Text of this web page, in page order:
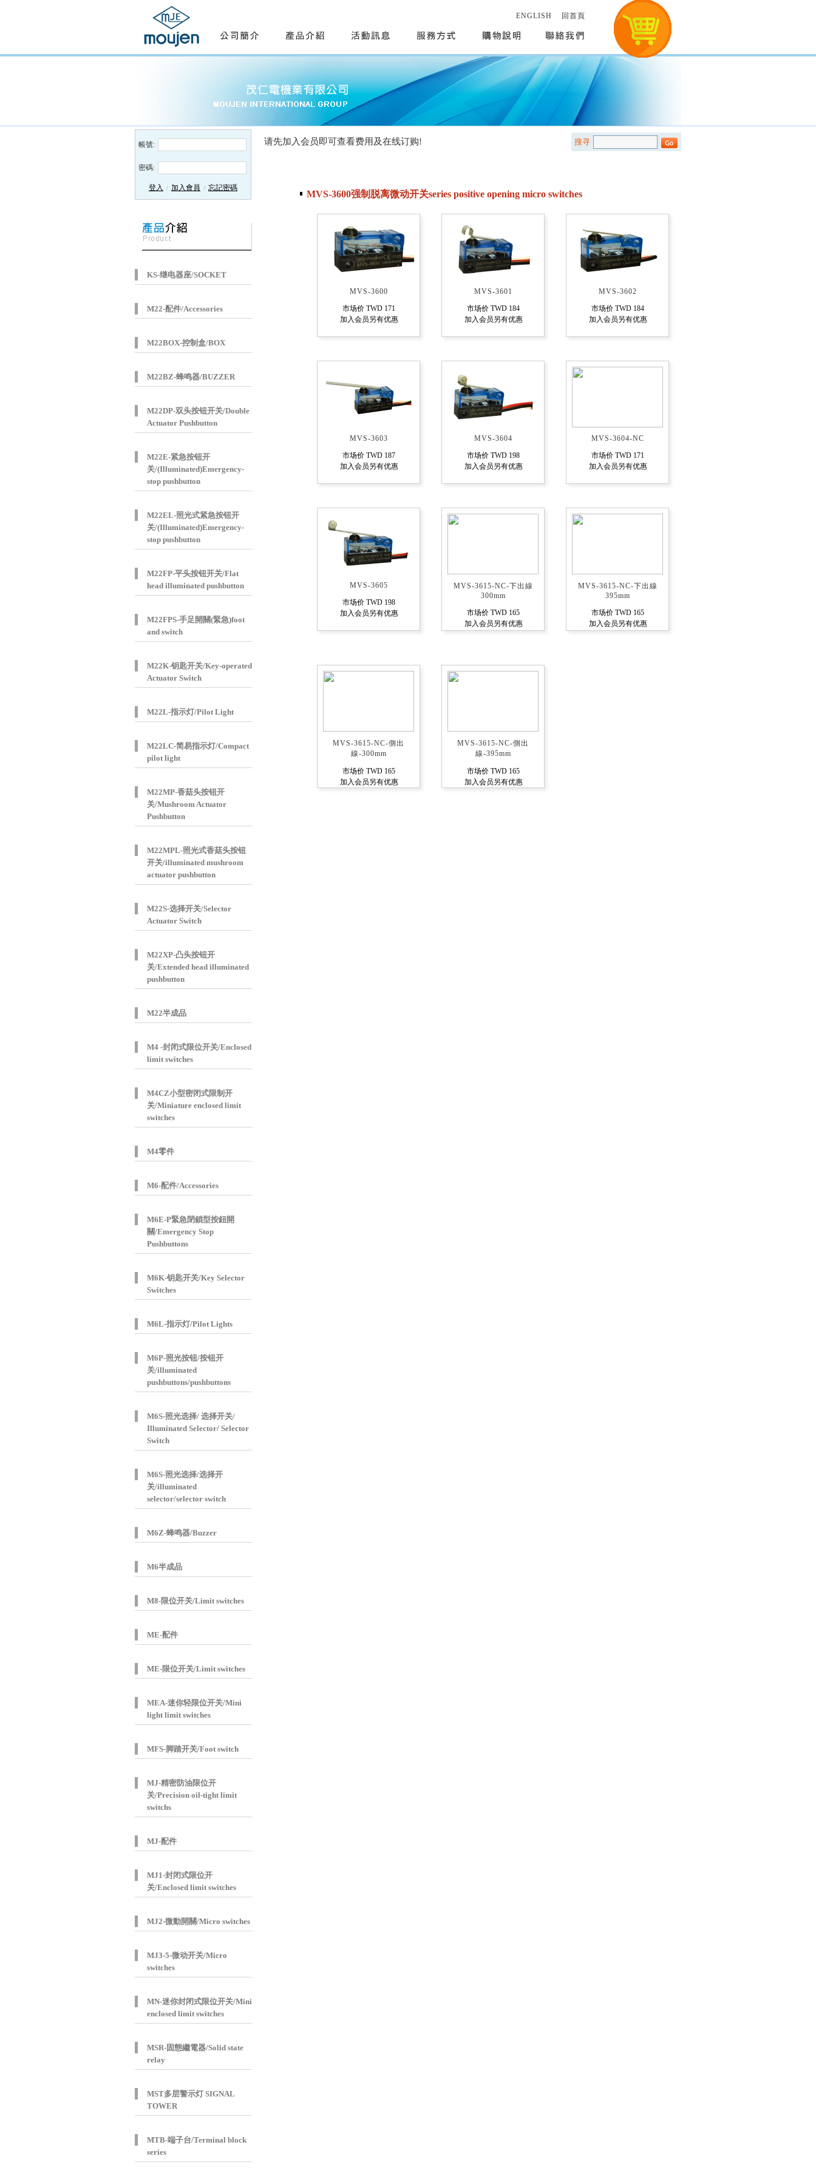
回首頁
ENGLISH
帳號:
密碼:
登入 / 加入會員 / 忘記密碼
KS-继电器座/SOCKET
M22-配件/Accessories
M22BOX-控制盒/BOX
M22BZ-蜂鸣器/BUZZER
M22DP-双头按钮开关/Double
Actuator Pushbutton
M22E-紧急按钮开
关/(Illuminated)Emergency-
stop pushbutton
M22EL-照光式紧急按钮开
关/(Illuminated)Emergency-
stop pushbutton
M22FP-平头按钮开关/Flat
head illuminated pushbutton
M22FPS-手足開關(緊急)foot
and switch
M22K-钥匙开关/Key-operated
Actuator Switch
M22L-指示灯/Pilot Light
M22LC-简易指示灯/Compact
pilot light
M22MP-香菇头按钮开
关/Mushroom Actuator
Pushbutton
M22MPL-照光式香菇头按钮
开关/illuminated mushroom
actuator pushbutton
M22S-选择开关/Selector
Actuator Switch
M22XP-凸头按钮开
关/Extended head illuminated
pushbutton
M22半成品
M4 -封闭式限位开关/Enclosed
limit switches
M4CZ小型密闭式限制开
关/Miniature enclosed limit
switches
M4零件
M6-配件/Accessories
M6E-P緊急閉鎖型按鈕開
關/Emergency Stop
Pushbuttons
M6K-钥匙开关/Key Selector
Switches
M6L-指示灯/Pilot Lights
M6P-照光按钮/按钮开
关/illuminated
pushbuttons/pushbuttons
M6S-照光选择/ 选择开关/
Illuminated Selector/ Selector
Switch
M6S-照光选择/选择开
关/illuminated
selector/selector switch
M6Z-蜂鸣器/Buzzer
M6半成品
M8-限位开关/Limit switches
ME-配件
ME-限位开关/Limit switches
MEA-迷你轻限位开关/Mini
light limit switches
MFS-脚踏开关/Foot switch
MJ-精密防油限位开
关/Precision oil-tight limit
switchs
MJ-配件
MJ1-封闭式限位开
关/Enclosed limit switches
MJ2-微動開關/Micro switches
MJ3-5-微动开关/Micro
switches
MN-迷你封闭式限位开关/Mini
enclosed limit switches
MSR-固態繼電器/Solid state
relay
MST多层警示灯 SIGNAL
TOWER
MTB-端子台/Terminal block
series
请先加入会员即可查看费用及在线订购! 搜寻
MVS-3600强制脱离微动开关series positive opening micro switches
MVS-3600
市场价 TWD 171
加入会员另有优惠
MVS-3601
市场价 TWD 184
加入会员另有优惠
MVS-3602
市场价 TWD 184
加入会员另有优惠
MVS-3603
市场价 TWD 187
加入会员另有优惠
MVS-3604
市场价 TWD 198
加入会员另有优惠
MVS-3604-NC
市场价 TWD 171
加入会员另有优惠
MVS-3605
市场价 TWD 198
加入会员另有优惠
MVS-3615-NC-下出線
300mm
市场价 TWD 165
加入会员另有优惠
MVS-3615-NC-下出線
395mm
市场价 TWD 165
加入会员另有优惠
MVS-3615-NC-側出
線-300mm
市场价 TWD 165
加入会员另有优惠
MVS-3615-NC-側出
線-395mm
市场价 TWD 165
加入会员另有优惠